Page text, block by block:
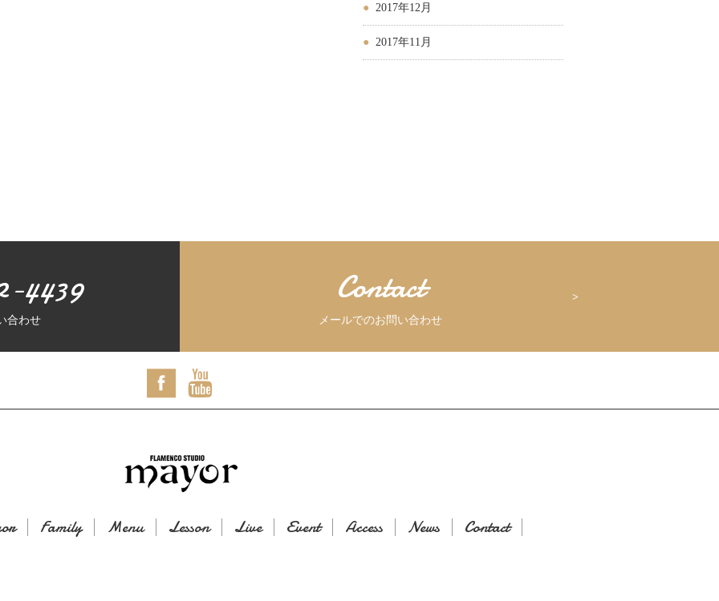
2017年12月
2017年11月
4439
合わせ
Contact
メールでのお問い合わせ
Family Menu Lesson Live Event Access News Contact